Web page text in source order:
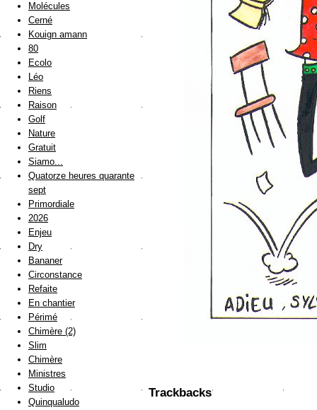
Trackbacks
Molécules
Cerné
Kouign amann
80
Ecolo
Léo
Riens
Raison
Golf
Nature
Gratuit
Siamo...
Quatorze heures quarante
sept
Primordiale
2026
Enjeu
Dry
Bananer
Circonstance
Refaite
En chantier
Périmé
Chimère (2)
Slim
Chimère
Ministres
Studio
Quinqualudo